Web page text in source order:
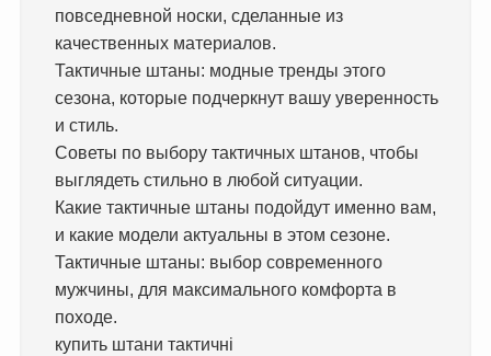
повседневной носки, сделанные из
качественных материалов.
Тактичные штаны: модные тренды этого
сезона, которые подчеркнут вашу уверенность
и стиль.
Советы по выбору тактичных штанов, чтобы
выглядеть стильно в любой ситуации.
Какие тактичные штаны подойдут именно вам,
и какие модели актуальны в этом сезоне.
Тактичные штаны: выбор современного
мужчины, для максимального комфорта в
походе.
купить штани тактичні